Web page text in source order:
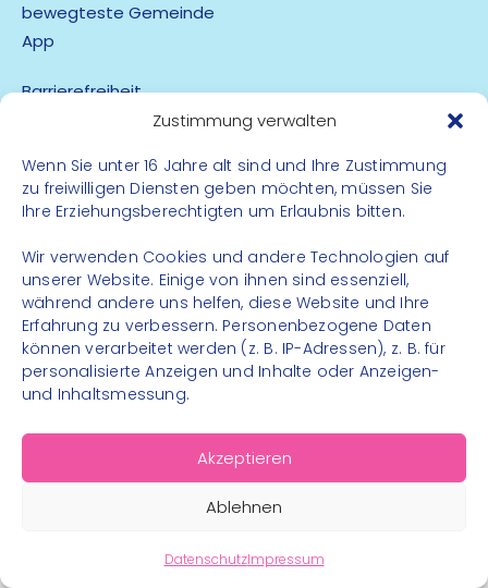
Zustimmung verwalten
Wenn Sie unter 16 Jahre alt sind und Ihre Zustimmung
zu freiwilligen Diensten geben möchten, müssen Sie
Ihre Erziehungsberechtigten um Erlaubnis bitten.
Wir verwenden Cookies und andere Technologien auf
unserer Website. Einige von ihnen sind essenziell,
während andere uns helfen, diese Website und Ihre
Erfahrung zu verbessern. Personenbezogene Daten
können verarbeitet werden (z. B. IP-Adressen), z. B. für
personalisierte Anzeigen und Inhalte oder Anzeigen-
und Inhaltsmessung.
Akzeptieren
Ablehnen
DatenschutzImpressum
bewegteste Gemeinde
App
Barrierefreiheit
Kontakt
Instagram
Facebook
© 2026 – Bewegungsland Steiermark gGmbH - Alle